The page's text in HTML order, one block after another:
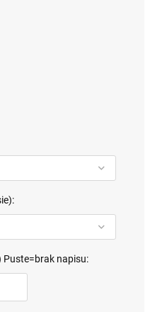
Puste=brak napisu: